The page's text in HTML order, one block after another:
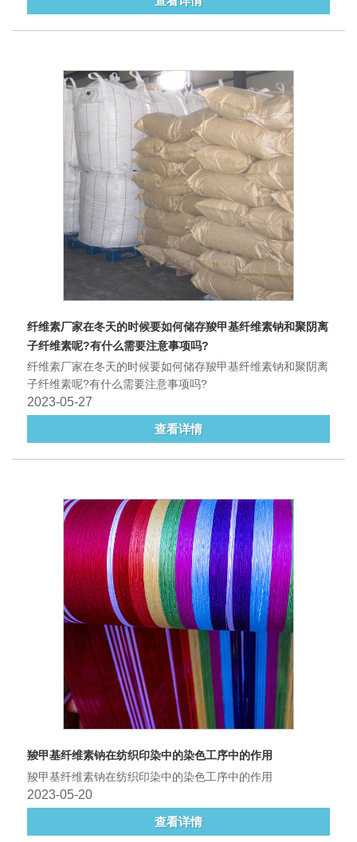
纤维素厂家在冬天的时候要如何储存羧甲基纤维素钠和聚阴离
子纤维素呢?有什么需要注意事项吗?
纤维素厂家在冬天的时候要如何储存羧甲基纤维素钠和聚阴离
子纤维素呢?有什么需要注意事项吗?
2023-05-27
查看详情
羧甲基纤维素钠在纺织印染中的染色工序中的作用
羧甲基纤维素钠在纺织印染中的染色工序中的作用
2023-05-20
查看详情